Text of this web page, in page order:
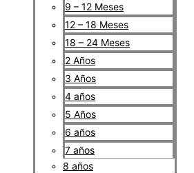
9 – 12 Meses
12 – 18 Meses
18 – 24 Meses
2 Años
3 Años
4 años
5 Años
6 años
7 años
8 años